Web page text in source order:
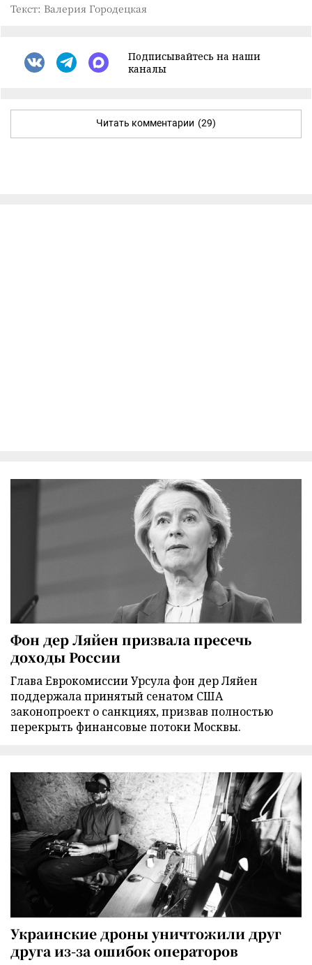
Текст: Валерия Городецкая
Подписывайтесь на наши
каналы
Читать комментарии (29)
Фон дер Ляйен призвала пресечь
доходы России
Глава Еврокомиссии Урсула фон дер Ляйен
поддержала принятый сенатом США
законопроект о санкциях, призвав полностью
перекрыть финансовые потоки Москвы.
Украинские дроны уничтожили друг
друга из-за ошибок операторов